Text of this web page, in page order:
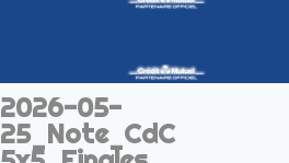
2026-05-
25_Note_CdC